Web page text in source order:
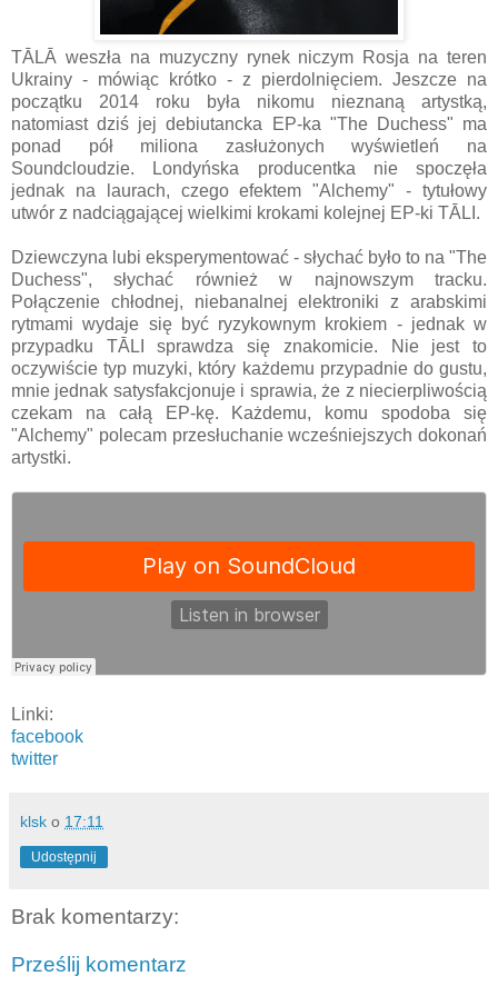
TĀLĀ weszła na muzyczny rynek niczym Rosja na teren
Ukrainy - mówiąc krótko - z pierdolnięciem. Jeszcze na
początku 2014 roku była nikomu nieznaną artystką,
natomiast dziś jej debiutancka EP-ka "The Duchess" ma
ponad pół miliona zasłużonych wyświetleń na
Soundcloudzie. Londyńska producentka nie spoczęła
jednak na laurach, czego efektem "Alchemy" - tytułowy
utwór z nadciągającej wielkimi krokami kolejnej EP-ki TĀLI.
Dziewczyna lubi eksperymentować - słychać było to na "The
Duchess", słychać również w najnowszym tracku.
Połączenie chłodnej, niebanalnej elektroniki z arabskimi
rytmami wydaje się być ryzykownym krokiem - jednak w
przypadku TĀLI sprawdza się znakomicie. Nie jest to
oczywiście typ muzyki, który każdemu przypadnie do gustu,
mnie jednak satysfakcjonuje i sprawia, że z niecierpliwością
czekam na całą EP-kę. Każdemu, komu spodoba się
"Alchemy" polecam przesłuchanie wcześniejszych dokonań
artystki.
Linki:
facebook
twitter
klsk o 17:11
Udostępnij
Brak komentarzy:
Prześlij komentarz